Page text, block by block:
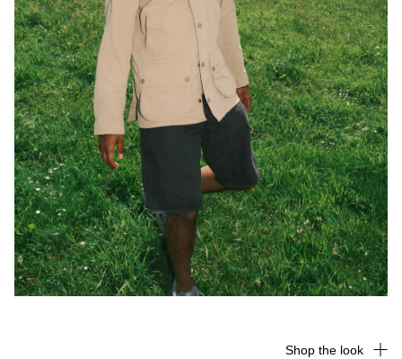
Shop the look